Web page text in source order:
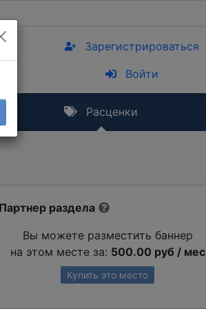
Зарегистрироваться
Войти
Расценки
Партнер раздела
Вы можете разместить баннер
на этом месте за: 500.00 руб / мес
Купить это место